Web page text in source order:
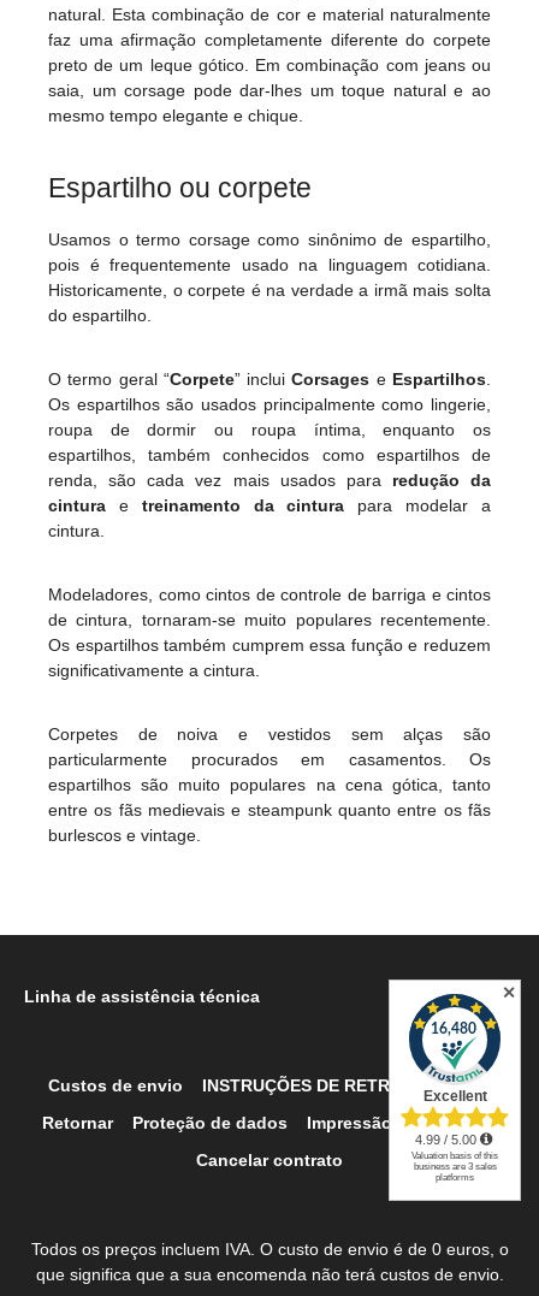
natural. Esta combinação de cor e material naturalmente
faz uma afirmação completamente diferente do corpete
preto de um leque gótico. Em combinação com jeans ou
saia, um corsage pode dar-lhes um toque natural e ao
mesmo tempo elegante e chique.
Espartilho ou corpete
Usamos o termo corsage como sinônimo de espartilho,
pois é frequentemente usado na linguagem cotidiana.
Historicamente, o corpete é na verdade a irmã mais solta
do espartilho.
O termo geral “Corpete” incluiCorsages e Espartilhos
Os espartilhos são usados principalmente como lingerie,
roupa de dormir ou roupa íntima, enquanto os
espartilhos, também conhecidos como espartilhos de
renda, são cada vez mais usados para redução da
cintura e treinamento da cintura para modelar a
cintura.
Modeladores, como cintos de controle de barriga e cintos
de cintura, tornaram-se muito populares recentemente.
Os espartilhos também cumprem essa função e reduzem
significativamente a cintura.
Corpetes de noiva e vestidos sem alças são
particularmente procurados em casamentos. Os
espartilhos são muito populares na cena gótica, tanto
entre os fãs medievais e steampunk quanto entre os fãs
burlescos e vintage.
Linha de assistência técnica
Custos de envio
INSTRUÇÕES DE RETRACTAÇÃO
Retornar
Proteção de dados Impressão
Contato
Cancelar contrato
Todos os preços incluem IVA. O custo de envio é de 0 euros, o
que significa que a sua encomenda não terá custos de envio.
✕